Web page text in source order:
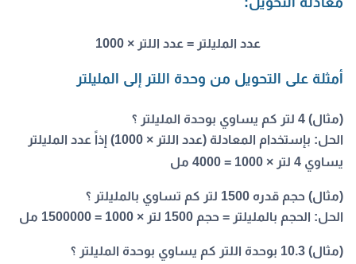
عدد المليلتر = عدد اللتر × 1000
أمثلة على التحويل من وحدة اللتر إلى المليلتر
(مثال) 4 لتر كم يساوي بوحدة المليلتر ؟
الحل:
بإستخدام المعادلة (عدد اللتر × 1000) إذاً عدد المليلتر
يساوي 4 لتر × 1000 = 4000 مل
(مثال) حجم قدره 1500 لتر كم تساوي بالمليلتر ؟
الحل: الحجم بالمليلتر = حجم 1500 لتر × 1000 = 1500000 مل
(مثال) 10.3 بوحدة اللتر كم يساوي بوحدة المليلتر ؟